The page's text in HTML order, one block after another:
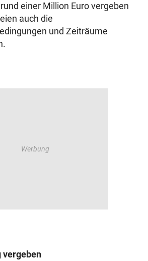
einer Million Euro vergeben
auch die
und Zeiträume
vergeben